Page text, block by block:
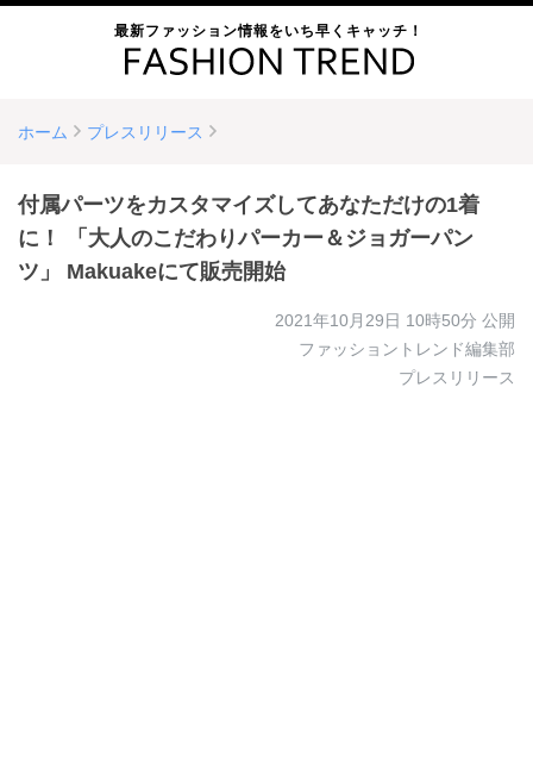
最新ファッション情報をいち早くキャッチ！
ホーム プレスリリース
付属パーツをカスタマイズしてあなただけの1着
に！ 「大人のこだわりパーカー＆ジョガーパン
ツ」 Makuakeにて販売開始
2021年10月29日 10時50分 公開
ファッショントレンド編集部
プレスリリース